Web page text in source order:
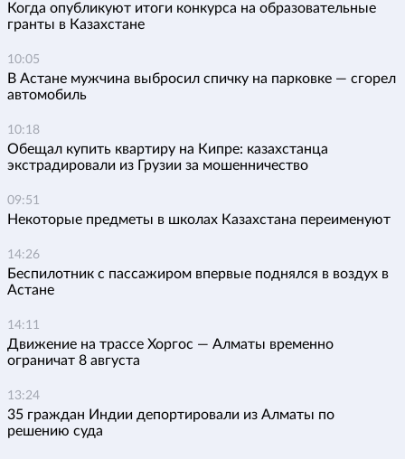
Когда опубликуют итоги конкурса на образовательные
гранты в Казахстане
10:05
В Астане мужчина выбросил спичку на парковке — сгорел
автомобиль
10:18
Обещал купить квартиру на Кипре: казахстанца
экстрадировали из Грузии за мошенничество
09:51
Некоторые предметы в школах Казахстана переименуют
14:26
Беспилотник с пассажиром впервые поднялся в воздух в
Астане
14:11
Движение на трассе Хоргос — Алматы временно
ограничат 8 августа
13:24
35 граждан Индии депортировали из Алматы по
решению суда